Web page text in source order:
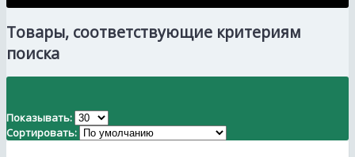
Товары, соответствующие критериям
поиска
Показывать:
Сортировать: